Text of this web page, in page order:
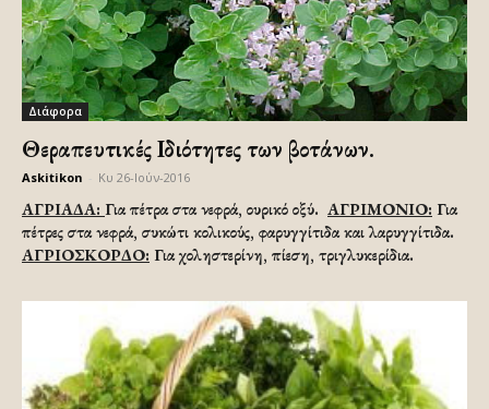
Διάφορα
Θεραπευτικές Ιδιότητες των βοτάνων.
Askitikon Κυ 26-Ιούν-2016
ΑΓΡΙΑΔΑ: Για πέτρα στα νεφρά, ουρικό οξύ. ΑΓΡΙΜΟΝΙΟ: Για
πέτρες στα νεφρά, συκώτι κολικούς, φαρυγγίτιδα και λαρυγγίτιδα.
ΑΓΡΙΟΣΚΟΡΔΟ: Για χοληστερίνη, πίεση, τριγλυκερίδια.